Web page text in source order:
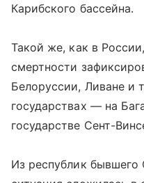
Карибского бассейна.
Такой же, как в
смертности
Белоруссии, Ливане и
государствах — на
государстве Сент-
Из республик